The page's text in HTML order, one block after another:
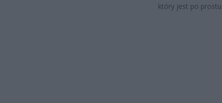
który jest po